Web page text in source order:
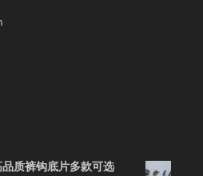
品质裤钩底片多款可选